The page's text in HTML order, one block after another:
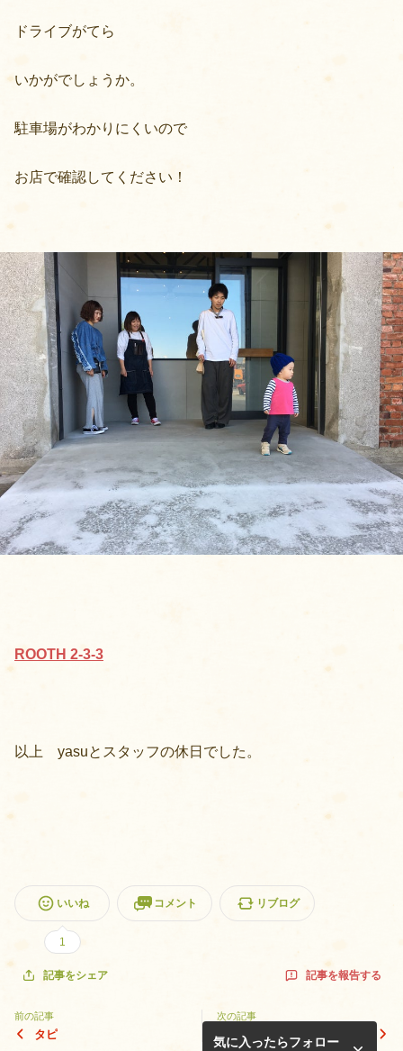
ドライブがてら
いかがでしょうか。
駐車場がわかりにくいので
お店で確認してください！
ROOTH 2-3-3
以上 yasuとスタッフの休日でした。
いいね
1
コメント リブログ
記事をシェア 記事を報告する
前の記事
タピ
次の記事
気に入ったらフォロー